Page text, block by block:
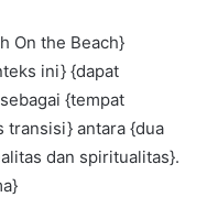
On the Beach}
ini} {dapat
{tempat
transisi} antara {dua
dan spiritualitas}.